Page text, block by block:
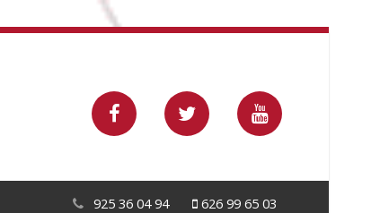
925 36 04 94 626 99 65 03